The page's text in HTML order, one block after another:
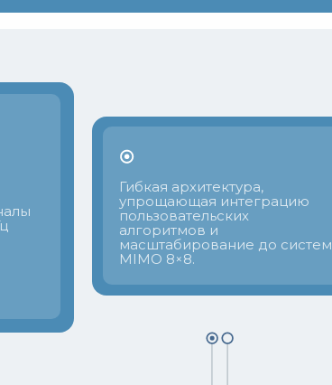
Гибкая архитектура,
упрощающая интеграцию
пользовательских
алгоритмов и
масштабирование до систем
MIMO 8×8.